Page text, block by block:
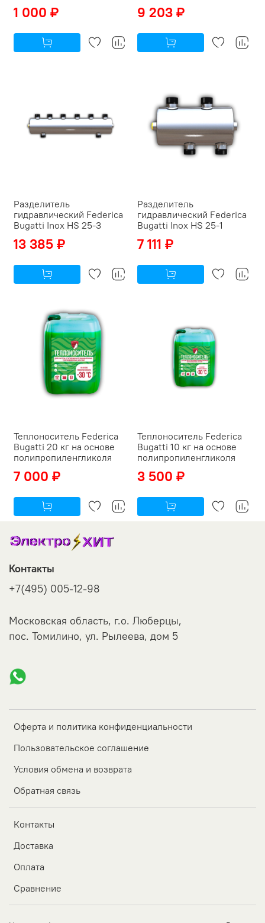
1 000 ₽ 9 203 ₽
Разделитель
гидравлический Federica
Bugatti Inox HS 25-3
13 385 ₽
Разделитель
гидравлический Federica
Bugatti Inox HS 25-1
7 111 ₽
Теплоноситель Federica
Bugatti 20 кг на основе
полипропиленгликоля
7 000 ₽
Теплоноситель Federica
Bugatti 10 кг на основе
полипропиленгликоля
3 500 ₽
Оферта и политика конфиденциальности
Пользовательское соглашение
Условия обмена и возврата
Обратная связь
Контакты
Доставка
Оплата
Сравнение
Контакты
+7(495) 005-12-98
Московская область, г.о. Люберцы,
пос. Томилино, ул. Рылеева, дом 5